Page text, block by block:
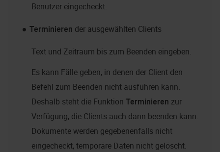
Benutzer eingecheckt.
Terminieren der ausgewählten Clients
Text und Zeitraum bis zum Beenden eingeben.
Es kann Fälle geben, in denen der Client den
Befehl zum Beenden nicht ausführen kann.
Deshalb steht die Funktion Terminieren zur
Verfügung, die Clients auch dann beenden kann.
Dokumente werden gegebenenfalls nicht
eingecheckt, temporäre Daten nicht gelöscht.